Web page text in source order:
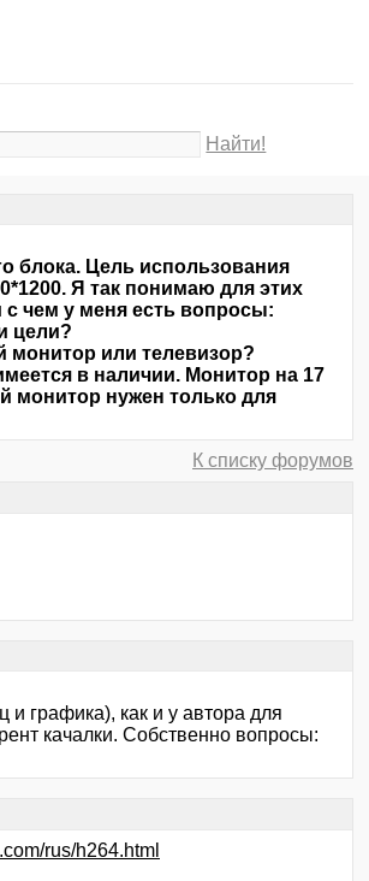
Найти!
блока. Цель использования
Я так понимаю для этих
с чем у меня есть вопросы:
цели?
или телевизор?
в наличии. Монитор на 17
монитор нужен только для
К списку форумов
графика), как и у автора для
качалки. Собственно вопросы:
rus/h264.html